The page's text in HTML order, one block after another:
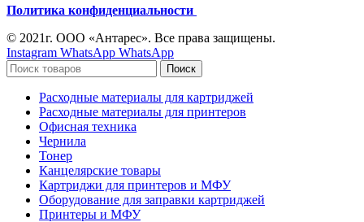
Политика конфиденциальности
© 2021г. ООО «Антарес». Все права защищены.
Instagram WhatsApp WhatsApp
Поиск
Расходные материалы для картриджей
Расходные материалы для принтеров
Офисная техника
Чернила
Тонер
Канцелярские товары
Картриджи для принтеров и МФУ
Оборудование для заправки картриджей
Принтеры и МФУ